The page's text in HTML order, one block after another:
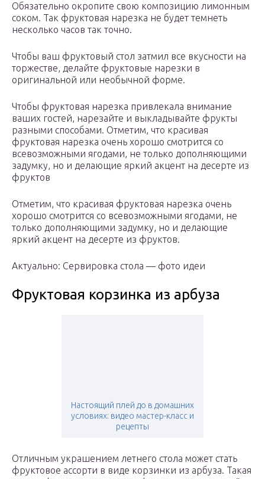
Обязательно окропите свою композицию лимонным
соком. Так фруктовая нарезка не будет темнеть
несколько часов так точно.
Чтобы ваш фруктовый стол затмил все вкусности на
торжестве, делайте фруктовые нарезки в
оригинальной или необычной форме.
Чтобы фруктовая нарезка привлекала внимание
ваших гостей, нарезайте и выкладывайте фрукты
разными способами. Отметим, что красивая
фруктовая нарезка очень хорошо смотрится со
всевозможными ягодами, не только дополняющими
задумку, но и делающие яркий акцент на десерте из
фруктов
Отметим, что красивая фруктовая нарезка очень
хорошо смотрится со всевозможными ягодами, не
только дополняющими задумку, но и делающие
яркий акцент на десерте из фруктов.
Актуально: Сервировка стола — фото идеи
Фруктовая корзинка из арбуза
Настоящий плей до в домашних
условиях: видео мастер-класс и
рецепты
Отличным украшением летнего стола может стать
фруктовое ассорти в виде корзинки из арбуза. Такая